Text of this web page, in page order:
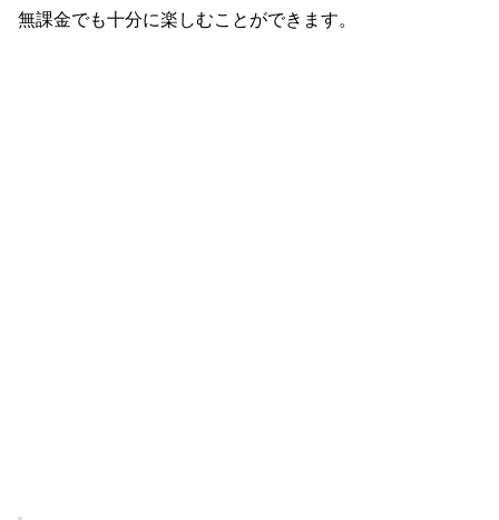
無課金でも十分に楽しむことができます。